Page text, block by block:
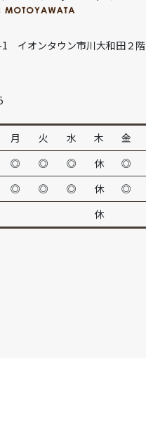
イオンタウン市川大和田２階
月 火 水 木 金
◎ ◎ ◎ 休 ◎
◎ ◎ ◎ 休 ◎
休